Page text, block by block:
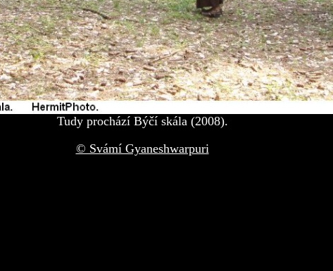
Tudy prochází Býčí skála (2008).
© Svámí Gyaneshwarpuri